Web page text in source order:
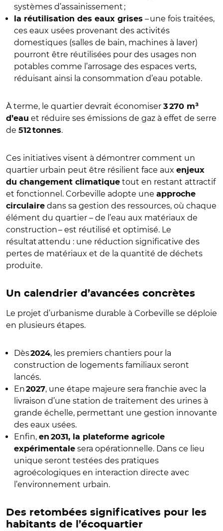
systèmes d’assainissement ;
la réutilisation des eaux grises – une fois traitées,
ces eaux usées provenant des activités
domestiques (salles de bain, machines à laver)
pourront être réutilisées pour des usages non
potables comme l’arrosage des espaces verts,
réduisant ainsi la consommation d’eau potable.
À terme, le quartier devrait économiser 3 270 m³
d’eau et réduire ses émissions de gaz à effet de serre
de 512 tonnes.
Ces initiatives visent à démontrer comment un
quartier urbain peut être résilient face aux enjeux
du changement climatique tout en restant attractif
et fonctionnel. Corbeville adopte une approche
circulaire dans sa gestion des ressources, où chaque
élément du quartier – de l’eau aux matériaux de
construction – est réutilisé et optimisé. Le
résultat attendu : une réduction significative des
pertes de matériaux et de la quantité de déchets
produite.
Un calendrier d’avancées concrètes
Le projet d’urbanisme durable à Corbeville se déploie
en plusieurs étapes.
Dès2024, les premiers chantiers pour la
construction de logements familiaux seront
lancés.
En2027, une étape majeure sera franchie avec la
livraison d’une station de traitement des urines à
grande échelle, permettant une gestion innovante
des eaux usées.
Enfin, en 2031, la plateforme agricole
expérimentale sera opérationnelle. Dans ce lieu
unique seront testées des pratiques
agroécologiques en interaction directe avec
l’environnement urbain.
Des retombées significatives pour les
habitants de l’écoquartier